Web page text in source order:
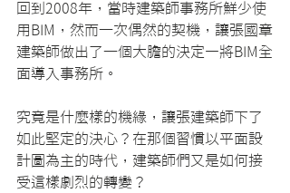
回到2008年，當時建築師事務所鮮少使
用BIM，然而一次偶然的契機，讓張國章
建築師做出了一個大膽的決定—將BIM全
面導入事務所。
究竟是什麼樣的機緣，讓張建築師下了
如此堅定的決心？在那個習慣以平面設
計圖為主的時代，建築師們又是如何接
受這樣劇烈的轉變？